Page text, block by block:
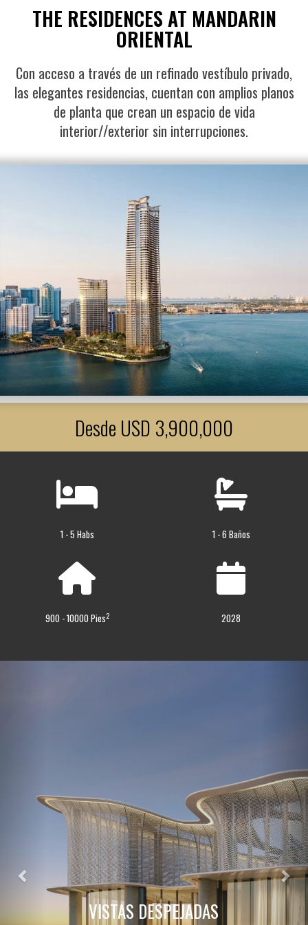
THE RESIDENCES AT MANDARIN
ORIENTAL
Con acceso a través de un refinado vestíbulo privado,
las elegantes residencias, cuentan con amplios planos
de planta que crean un espacio de vida
interior//exterior sin interrupciones.
Desde USD 3,900,000
1 - 5 Habs 1 - 6 Baños
900 - 10000 Pies2 2028
VISTAS DESPEJADAS